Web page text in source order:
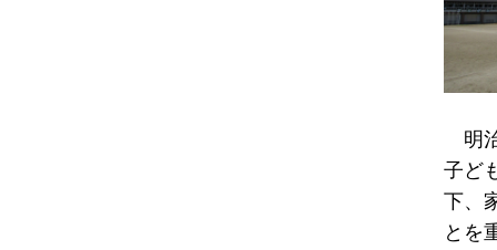
明
子ど
下、
とを